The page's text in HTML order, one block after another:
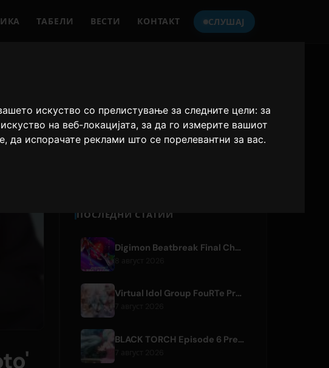
искуство со прелистување за следните цели:за
на веб-локацијата,за да го измерите вашиот
,да испорачате реклами што се порелевантни за вас.
ТАБЕЛИ ВЕСТИ КОНТАКТ СЛУШАЈ
Only Hits Japan
ПОСЛЕДНИ СТАТИИ
Digimon Beatbreak Final Chapter Premieres August 9, Free Episode Batch on YouTube
8 август 2026
Virtual Idol Group FouRTe Project Debuts with 'ALL IN' Album Produced by m-flo's ☆Taku Takahashi
7 август 2026
BLACK TORCH Episode 6 Preview and Streaming Details